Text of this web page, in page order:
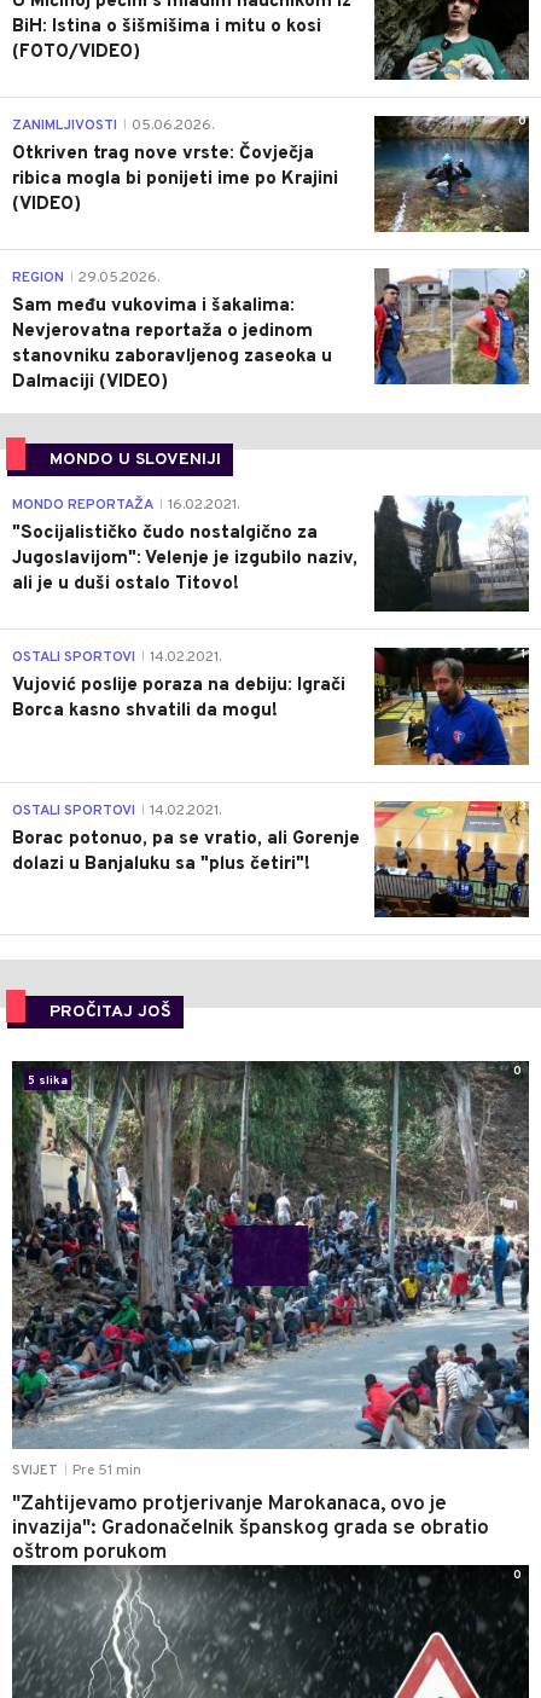
BiH: Istina o šišmišima i mitu o kosi
(FOTO/VIDEO)
0
ZANIMLJIVOSTI 05.06.2026.
Otkriven trag nove vrste: Čovječja
ribica mogla bi ponijeti ime po Krajini
(VIDEO)
0
REGION 29.05.2026.
Sam među vukovima i šakalima:
Nevjerovatna reportaža o jedinom
stanovniku zaboravljenog zaseoka u
Dalmaciji (VIDEO)
MONDO U SLOVENIJI
4
MONDO REPORTAŽA 16.02.2021.
"Socijalističko čudo nostalgično za
Jugoslavijom": Velenje je izgubilo naziv,
ali je u duši ostalo Titovo!
1
OSTALI SPORTOVI 14.02.2021.
Vujović poslije poraza na debiju: Igrači
Borca kasno shvatili da mogu!
3
OSTALI SPORTOVI 14.02.2021.
Borac potonuo, pa se vratio, ali Gorenje
dolazi u Banjaluku sa "plus četiri"!
PROČITAJ JOŠ
SVIJET Pre 51 min
"Zahtijevamo protjerivanje Marokanaca, ovo je
invazija": Gradonačelnik španskog grada se obratio
oštrom porukom
5 slika
0
0